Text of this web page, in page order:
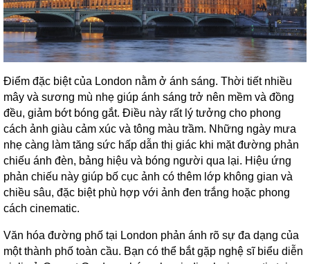
Điểm đặc biệt của London nằm ở ánh sáng. Thời tiết nhiều
mây và sương mù nhẹ giúp ánh sáng trở nên mềm và đồng
đều, giảm bớt bóng gắt. Điều này rất lý tưởng cho phong
cách ảnh giàu cảm xúc và tông màu trầm. Những ngày mưa
nhẹ càng làm tăng sức hấp dẫn thị giác khi mặt đường phản
chiếu ánh đèn, bảng hiệu và bóng người qua lại. Hiệu ứng
phản chiếu này giúp bố cục ảnh có thêm lớp không gian và
chiều sâu, đặc biệt phù hợp với ảnh đen trắng hoặc phong
cách cinematic.
Văn hóa đường phố tại London phản ánh rõ sự đa dạng của
một thành phố toàn cầu. Bạn có thể bắt gặp nghệ sĩ biểu diễn